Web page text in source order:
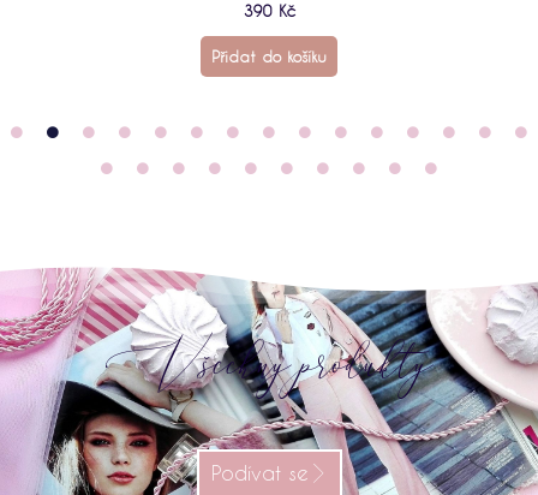
390 Kč
Přidat do košíku
Všechny produkty
Podívat se